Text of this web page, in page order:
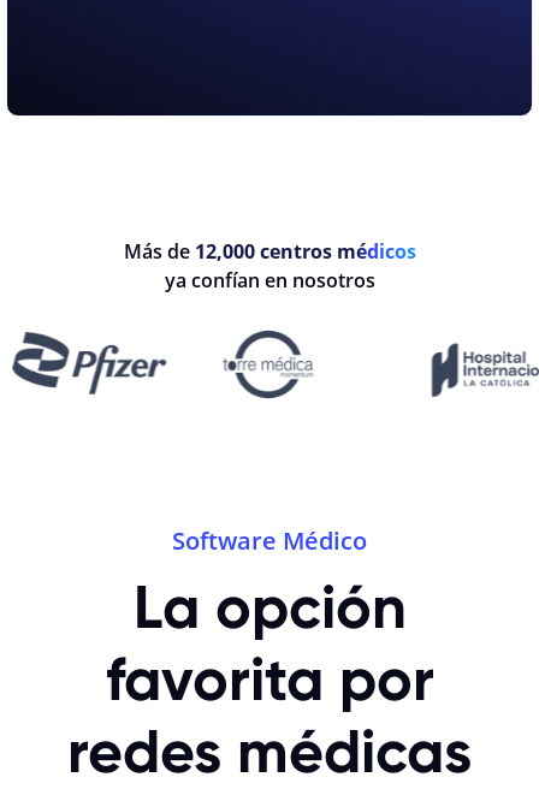
Más de 12,000 centros médicos
ya confían en nosotros
Software Médico
La opción
favorita por
redes médicas